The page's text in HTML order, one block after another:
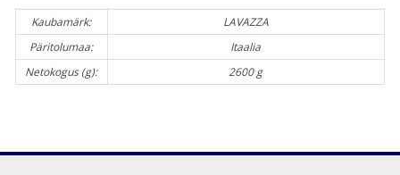
Kaubamärk:
LAVAZZA
Päritolumaa:
Itaalia
Netokogus (g):
2600 g